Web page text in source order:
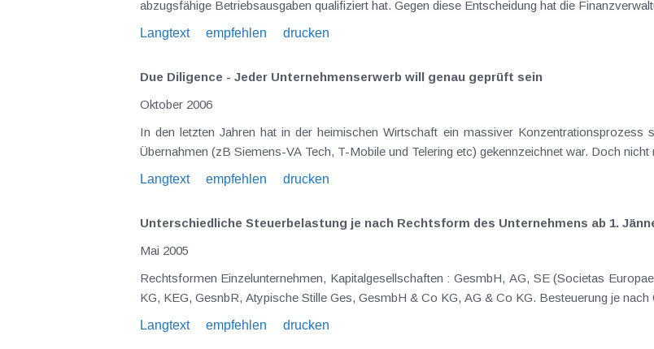
Langtext
empfehlen drucken
Due Diligence - Jeder Unternehmenserwerb will genau geprüft sein
Oktober 2006
In den letzten Jahren hat in der heimischen Wirtschaft ein massiver Konzentrationsprozess
Übernahmen (zB Siemens-VA Tech, T-Mobile und Telering etc) gekennzeichnet war. Doch
Langtext
empfehlen drucken
Unterschiedliche Steuerbelastung je nach Rechtsform des Unternehmens ab 1.
Mai 2005
Rechtsformen Einzelunternehmen, Kapitalgesellschaften : GesmbH, AG, SE (Societas Europaea = Europa AG), Personengesellschaften : OHG, OEG,
Langtext
empfehlen drucken